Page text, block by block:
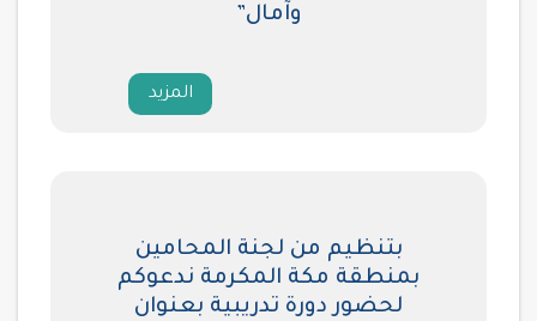
وآمال”
المزيد
بتنظيم من لجنة المحامين
بمنطقة مكة المكرمة ندعوكم
لحضور دورة تدريبية بعنوان